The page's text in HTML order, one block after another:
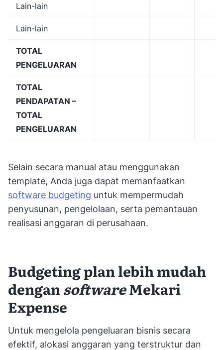
Lain-lain
Lain-lain
TOTAL
PENGELUARAN
TOTAL
PENDAPATAN –
TOTAL
PENGELUARAN
Selain secara manual atau menggunakan
template, Anda juga dapat memanfaatkan
software budgeting untuk mempermudah
penyusunan, pengelolaan, serta pemantauan
realisasi anggaran di perusahaan.
Budgeting plan lebih mudah
dengansoftwareMekari
Expense
Untuk mengelola pengeluaran bisnis secara
efektif, alokasi anggaran yang terstruktur dan